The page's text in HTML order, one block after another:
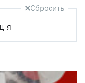
Сбросить
Я